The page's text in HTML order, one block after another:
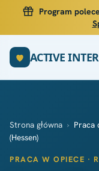
Program
ACTIVE
Strona główna › Praca
(Hessen)
PRACA W OPIECE ·